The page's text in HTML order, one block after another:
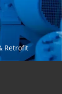
Retrofit